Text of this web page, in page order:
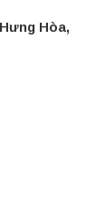
Hòa,